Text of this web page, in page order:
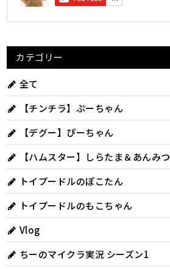
カテゴリー
全て
【チンチラ】ぷーちゃん
【デグー】ぴーちゃん
【ハムスター】しらたま＆あんみつ
トイプードルのぽこたん
トイプードルのもこちゃん
Vlog
ちーのマイクラ実況 シーズン1